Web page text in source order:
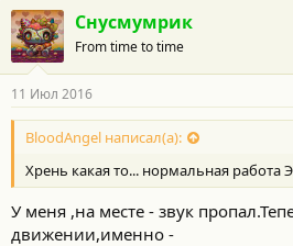
Снусмумрик
From time to time
11 Июл 2016
BloodAngel написал(а):
Хрень какая то... нормальная работа
У меня ,на месте - звук
движении,именно -